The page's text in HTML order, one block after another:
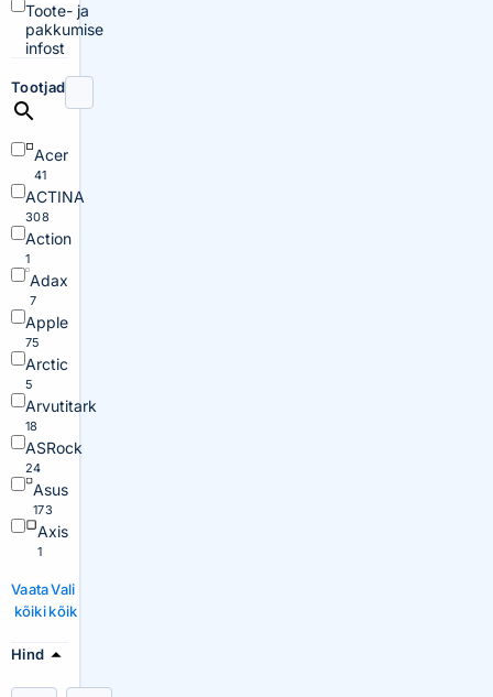
Toote- ja
pakkumise
infost
Tootjad
Acer
41
ACTINA
308
Action
1
Adax
7
Apple
75
Arctic
5
Arvutitark
18
ASRock
24
Asus
173
Axis
1
Vaata
kõiki
Vali
kõik
Hind